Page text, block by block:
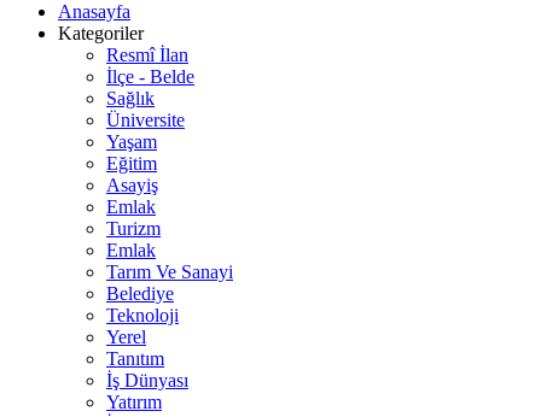
Anasayfa
Kategoriler
Resmî İlan
İlçe - Belde
Sağlık
Üniversite
Yaşam
Eğitim
Asayiş
Emlak
Turizm
Emlak
Tarım Ve Sanayi
Belediye
Teknoloji
Yerel
Tanıtım
İş Dünyası
Yatırım